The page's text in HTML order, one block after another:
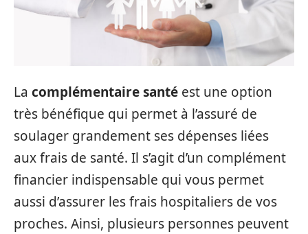
La complémentaire santé est une option
très bénéfique qui permet à l’assuré de
soulager grandement ses dépenses liées
aux frais de santé. Il s’agit d’un complément
financier indispensable qui vous permet
aussi d’assurer les frais hospitaliers de vos
proches. Ainsi, plusieurs personnes peuvent